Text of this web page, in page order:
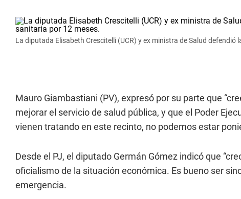
La diputada Elisabeth Crescitelli (UCR) y ex ministra de Salud
Mauro Giambastiani (PV), expresó por su parte que
mejorar el servicio de salud pública, y que el Poder
vienen tratando en este recinto, no podemos estar
Desde el PJ, el diputado Germán Gómez indicó que
oficialismo de la situación económica. Es bueno ser
emergencia.